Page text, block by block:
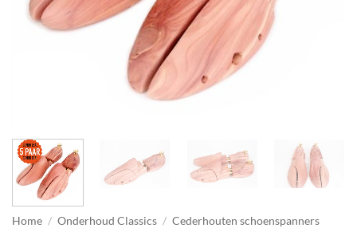
Home / Onderhoud Classics / Cederhouten schoenspanners